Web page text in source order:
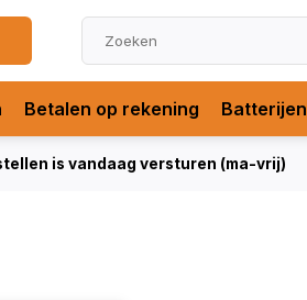
Betalen op rekening Batterijen
is vandaag versturen (ma-vrij)